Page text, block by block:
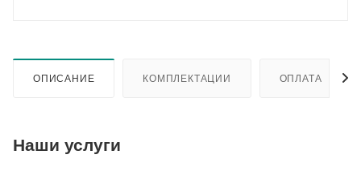
ОПИСАНИЕ КОМПЛЕКТАЦИИ ОПЛАТА
Наши услуги